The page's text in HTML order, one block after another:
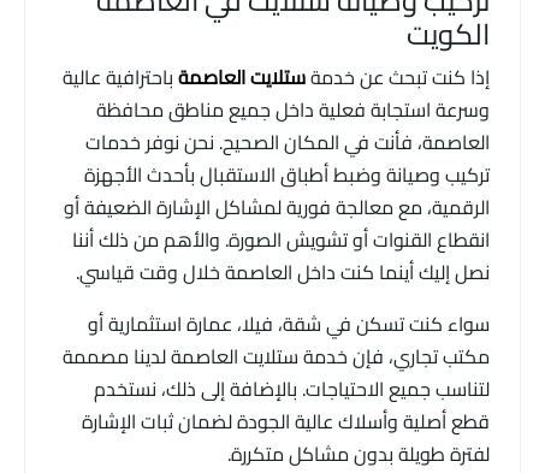
الكويت
إذا كنت تبحث عن خدمةستلايت العاصمةباحترافية عالية
وسرعة استجابة فعلية داخل جميع مناطق محافظة
العاصمة، فأنت في المكان الصحيح. نحن نوفر خدمات
تركيب وصيانة وضبط أطباق الاستقبال بأحدث الأجهزة
الرقمية، مع معالجة فورية لمشاكل الإشارة الضعيفة أو
انقطاع القنوات أو تشويش الصورة. والأهم من ذلك أننا
نصل إليك أينما كنت داخل العاصمة خلال وقت قياسي.
سواء كنت تسكن في شقة، فيلا، عمارة استثمارية أو
مكتب تجاري، فإن خدمة ستلايت العاصمة لدينا مصممة
لتناسب جميع الاحتياجات. بالإضافة إلى ذلك، نستخدم
قطع أصلية وأسلاك عالية الجودة لضمان ثبات الإشارة
لفترة طويلة بدون مشاكل متكررة.